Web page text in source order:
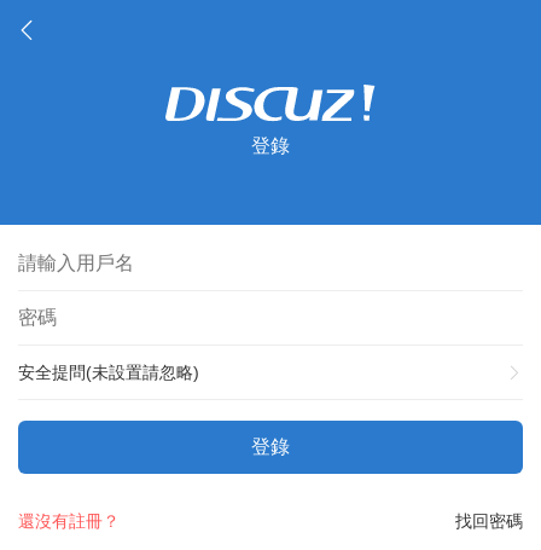
登錄
安全提問(未設置請忽略)
登錄
找回密碼
還沒有註冊？